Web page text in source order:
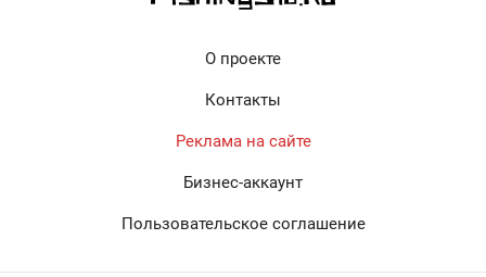
О проекте
Контакты
Реклама на сайте
Бизнес-аккаунт
Пользовательское соглашение